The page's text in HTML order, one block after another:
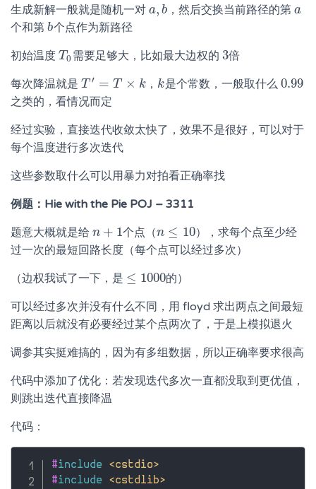
生成新解一般就是随机一对 a, b
a,b ，然后交换当前路径的第a
a
个和第 b
b个点作为新路径
初始温度 T0
T0 需要足够大，比如最大边权的 3
3倍
每次降温就是 T ′ = T × k
T′= T× k ， k
k是个常数，一般取什么 0.99
0.99
之类的，看情况而定
经过实验，直接迭代收敛太快了，效果不是很好，可以对于
每个温度进行多次迭代
这些参数取什么可以用暴力对拍看正确率找
例题：Hie with the Pie POJ – 3311
题意大概就是给 n + 1
n+1 个点（n ≤ 10
n≤10
），求每个点至少经
过一次的最短回路长度（每个点可以经过多次）
（边权我试了一下，是 ≤ 1000
≤1000 的）
可以经过多次并没有什么不同，用 floyd 求出两点之间最短
距离以后就没有必要经过某个点两次了，于是上模拟退火
调参其实挺难搞的，因为有多组数据，所以正确率要求很高
代码中添加了优化：若发现迭代多次一直都没取到更优值，
则跳出迭代直接降温
代码：
#include
<cstdio>
#include
<cstdlib>